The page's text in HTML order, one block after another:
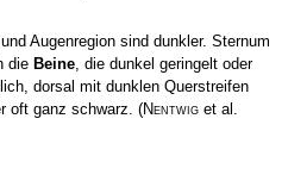
Augenregion sind dunkler. Sternum
die Beine, die dunkel geringelt oder
dorsal mit dunklen Querstreifen
oft ganz schwarz. (Nentwiget al.